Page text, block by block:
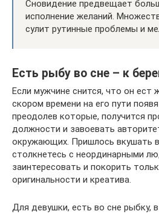
Сновидение предвещает
исполнение желаний.
сулит рутинные проблемы и
Есть рыбу во сне – к
Если мужчине снится, что он ест
скором времени на его пути
преодолев которые, получится
должности и завоевать
окружающих. Пришлось вкушать
столкнетесь с неординарными
заинтересовать и покорить
оригинальности и креатива.
Для девушки, есть во сне рыбку,